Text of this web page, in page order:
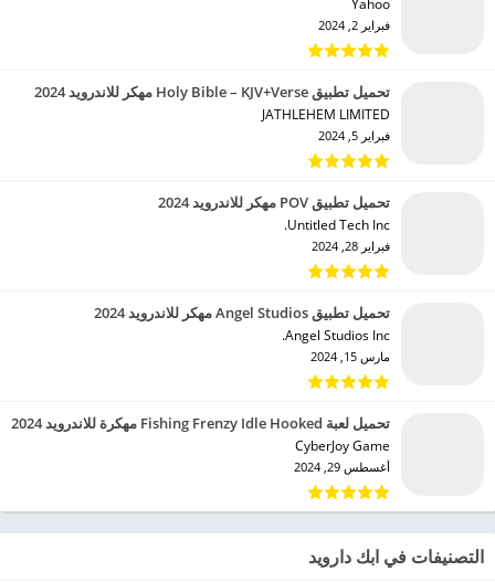
فبراير 2, 2024
تحميل تطبيق Holy Bible – KJV+Verse مهكر للاندرويد 2024
JATHLEHEM LIMITED‏
فبراير 5, 2024
تحميل تطبيق POV مهكر للاندرويد 2024
Untitled Tech Inc.‏
فبراير 28, 2024
تحميل تطبيق Angel Studios مهكر للاندرويد 2024
Angel Studios Inc.‏
مارس 15, 2024
تحميل لعبة Fishing Frenzy Idle Hooked مهكرة للاندرويد 2024
CyberJoy Game‏
أغسطس 29, 2024
التصنيفات في ابك دارويد